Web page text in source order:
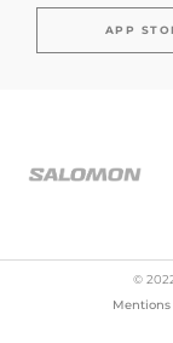
APP
©
Mentions